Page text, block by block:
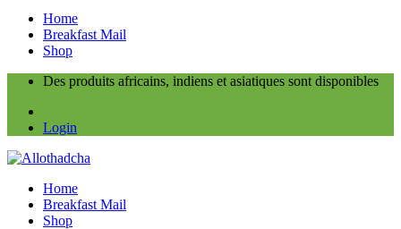
Home
Breakfast Mail
Shop
Des produits africains, indiens et asiatiques sont disponibles
Login
Home
Breakfast Mail
Shop